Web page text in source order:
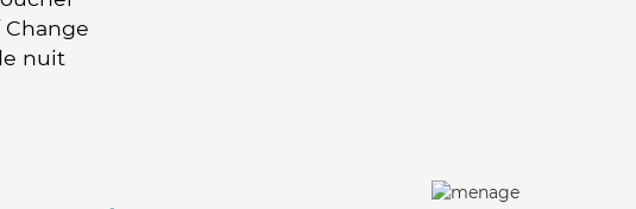
nuit